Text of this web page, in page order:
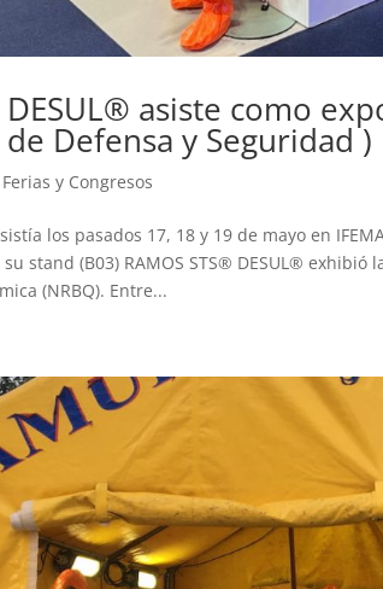
DESUL® asiste como
Defensa y Seguridad )
Ferias y Congresos
los pasados 17, 18 y 19 de mayo en
stand (B03) RAMOS STS® DESUL®
(NRBQ). Entre...